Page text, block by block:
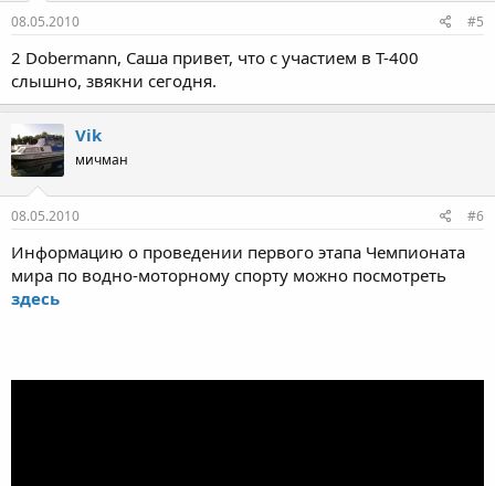
08.05.2010 #5
2 Dobermann, Саша привет, что с участием в Т-400
слышно, звякни сегодня.
Vik
мичман
08.05.2010 #6
Информацию о проведении первого этапа Чемпионата
мира по водно-моторному спорту можно посмотреть
здесь